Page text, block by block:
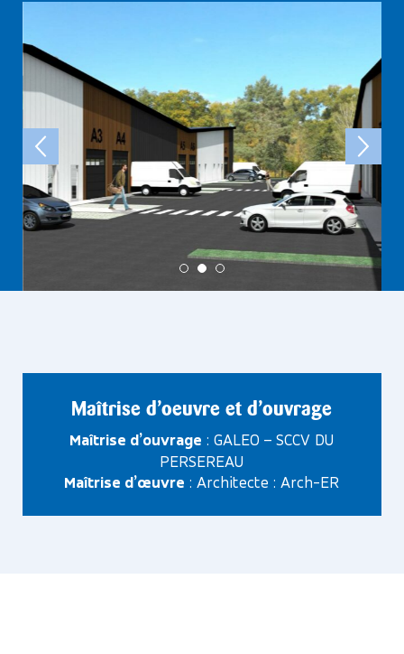
Maîtrise d’oeuvre et d’ouvrage
Maîtrise d’ouvrage : GALEO – SCCV DU
PERSEREAU
Maîtrise d’œuvre : Architecte : Arch-ER